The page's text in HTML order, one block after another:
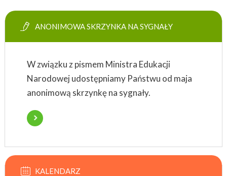
ANONIMOWA SKRZYNKA NA SYGNAŁY
W związku z pismem Ministra Edukacji
Narodowej udostępniamy Państwu od maja
anonimową skrzynkę na sygnały.
KALENDARZ